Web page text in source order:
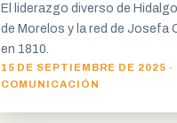
El liderazgo diverso de
de Morelos y la red de Josefa
en 1810.
15 DE SEPTIEMBRE DE 2025 ·
COMUNICACIÓN